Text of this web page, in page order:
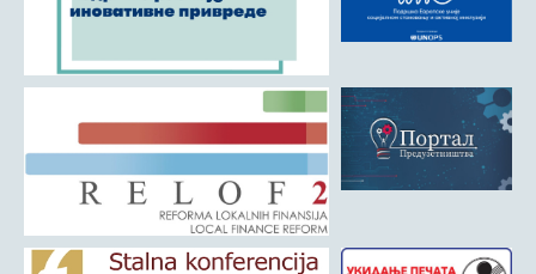
Служба за пољопривреду, водопривреду и заштиту животне
Приватно предузетништво
Бирачки списак